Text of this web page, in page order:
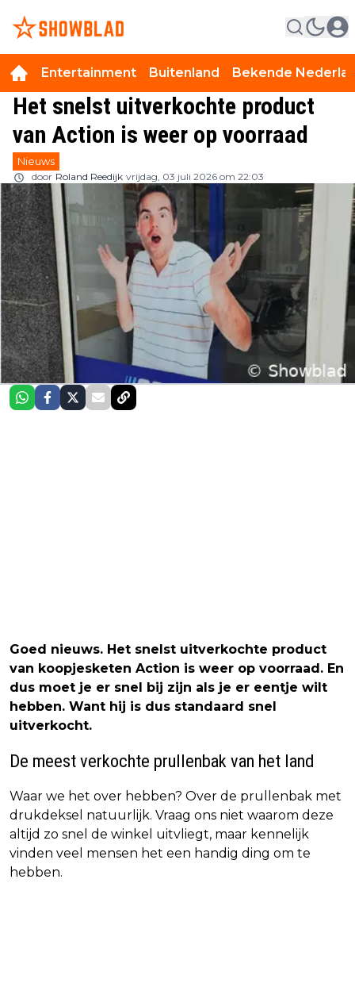
Entertainment Buitenland Bekende
Het snelst uitverkochte product
van Action is weer op voorraad
Nieuws
door Roland Reedijk vrijdag, 03 juli 2026 om 22:03
Goed nieuws. Het snelst uitverkochte product
van koopjesketen Action is weer op voorraad. En
dus moet je er snel bij zijn als je er eentje wilt
hebben. Want hij is dus standaard snel
uitverkocht.
De meest verkochte prullenbak van het land
Waar we het over hebben? Over de prullenbak met
drukdeksel natuurlijk. Vraag ons niet waarom deze
altijd zo snel de winkel uitvliegt, maar kennelijk
vinden veel mensen het een handig ding om te
hebben.